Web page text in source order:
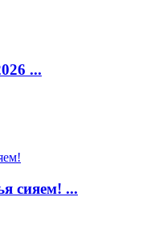
...
сияем! ...